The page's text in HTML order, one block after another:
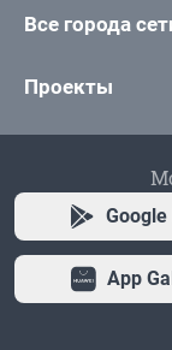
Все города
Проекты
Google
App